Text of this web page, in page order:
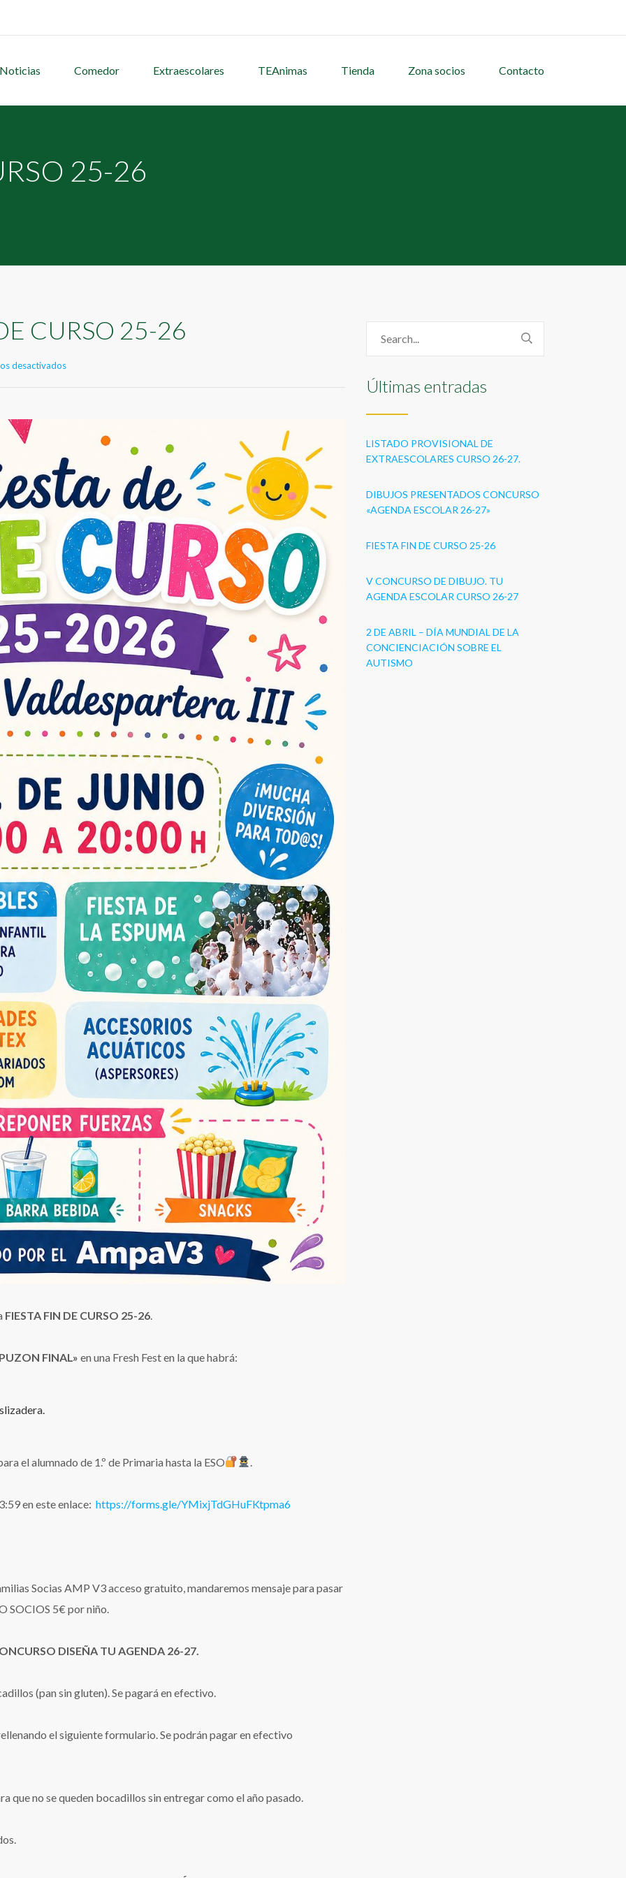
Noticias Comedor Extraescolares TEAnimas Tienda Zona socios Contacto
25-26
CURSO 25-26
desactivadosen
FIESTA FIN DE CURSO 25-26
FINAL» en una Fresh Fest en la que habrá:
el alumnado de 1.º de Primaria hasta la ESO
en este enlace:https://forms.gle/YMixjTdGHuFKtpma6
Socias AMP V3 acceso gratuito, mandaremos mensaje para pasar
SOCIOS 5€ por niño.
DISEÑA TU AGENDA 26-27.
(pan sin gluten). Se pagará en efectivo.
el siguiente formulario. Se podrán pagar en efectivo
que no se queden bocadillos sin entregar como el año pasado.
Últimas entradas
LISTADO PROVISIONAL DE
EXTRAESCOLARES CURSO 26-27.
DIBUJOS PRESENTADOS CONCURSO
«AGENDA ESCOLAR 26-27»
FIESTA FIN DE CURSO 25-26
V CONCURSO DE DIBUJO. TU
AGENDA ESCOLAR CURSO 26-27
2 DE ABRIL – DÍA MUNDIAL DE LA
CONCIENCIACIÓN SOBRE EL
AUTISMO